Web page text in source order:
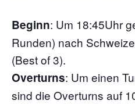
Beginn: Um 18:45Uhr
Runden) nach
(Best of 3).
Overturns: Um einen
sind die Overturns auf